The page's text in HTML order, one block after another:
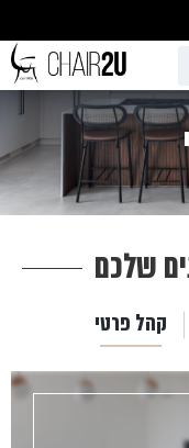
שלכם
קהל פרטי